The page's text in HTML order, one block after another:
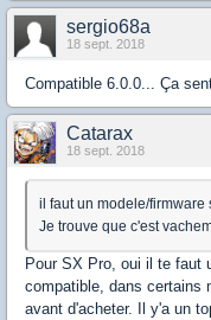
sergio68a
18 sept. 2018
Compatible 6.0.0... Ça
Catarax
18 sept. 2018
il faut un modele/
Je trouve que c'est
Pour SX Pro, oui il te faut
compatible, dans certains
avant d'acheter. Il y'a un